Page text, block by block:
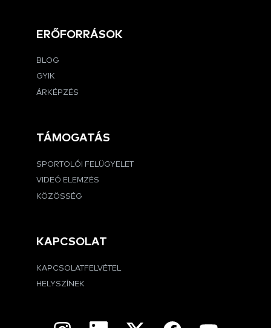
ERŐFORRÁSOK
BLOG
GYIK
ÁRKÉPZÉS
TÁMOGATÁS
SPORTOLÓI FELÜGYELET
VIDEÓ ELEMZÉS
KÖZÖSSÉG
KAPCSOLAT
KAPCSOLATFELVÉTEL
HELYSZÍNEK